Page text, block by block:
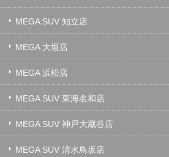
MEGA SUV 知立店
MEGA 大垣店
MEGA 浜松店
MEGA SUV 東海名和店
MEGA SUV 神戸大蔵谷店
MEGA SUV 清水鳥坂店